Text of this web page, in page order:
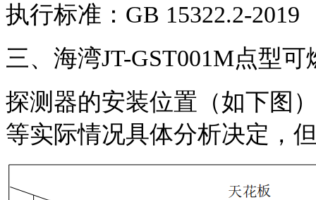
执行标准：GB 15322.2-2019
三、海湾JT-GST001M点型
探测器的安装位置（如下图
等实际情况具体分析决定，